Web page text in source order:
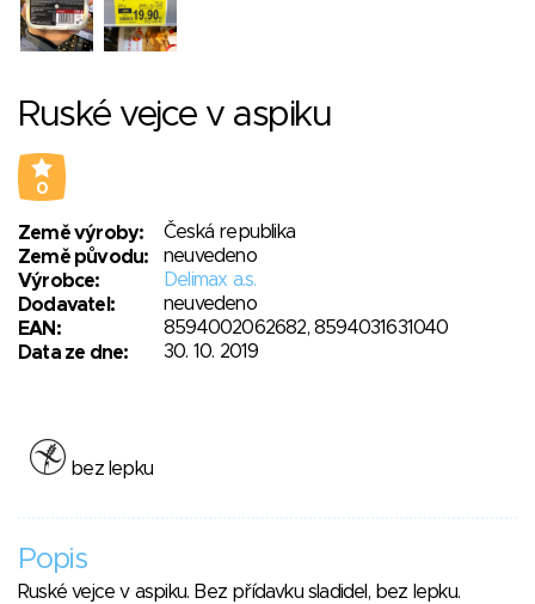
Ruské vejce v aspiku
0
Země výroby:
Česká republika
Země původu:
neuvedeno
Výrobce:
Delimax a.s.
Dodavatel:
neuvedeno
EAN:
8594002062682, 8594031631040
Data ze dne:
30. 10. 2019
bez lepku
Popis
Ruské vejce v aspiku. Bez přídavku sladidel, bez lepku.